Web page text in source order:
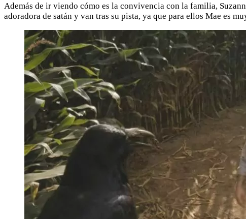
Además de ir viendo cómo es la convivencia con la familia,
adoradora de satán y van tras su pista, ya que para ellos Mae es